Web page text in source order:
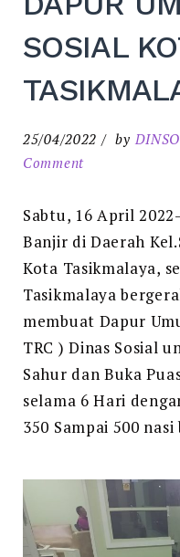
SOSIAL
25/04/2022 by
Commenton
UMUM
DINAS
!!!
Sabtu, 16 April
Banjir di Daerah
Kota Tasikmalaya,
Tasikmalaya
membuat Dapur
TRC ) Dinas Sosial
Sahur dan Buka
selama 6 Hari
350 Sampai 500 nasi